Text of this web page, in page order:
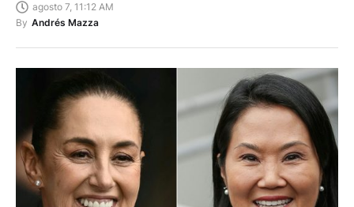
agosto 7, 11:12 AM
By Andrés Mazza